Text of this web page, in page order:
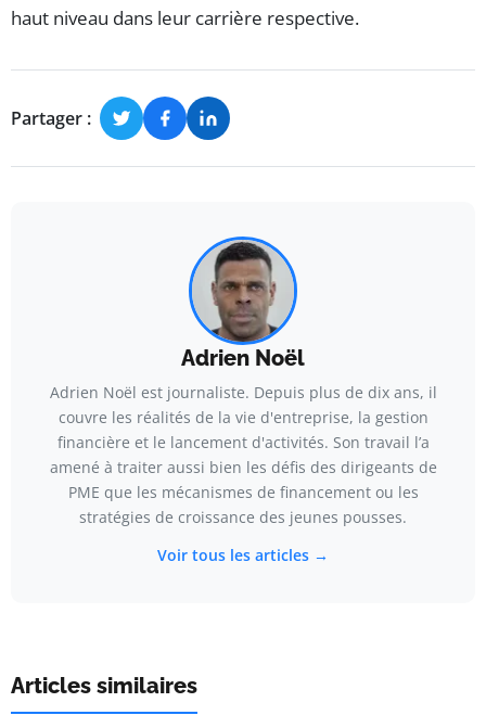
haut niveau dans leur carrière respective.
Partager :
Adrien Noël
Adrien Noël est journaliste. Depuis plus de dix ans, il
couvre les réalités de la vie d'entreprise, la gestion
financière et le lancement d'activités. Son travail l’a
amené à traiter aussi bien les défis des dirigeants de
PME que les mécanismes de financement ou les
stratégies de croissance des jeunes pousses.
Voir tous les articles →
Articles similaires